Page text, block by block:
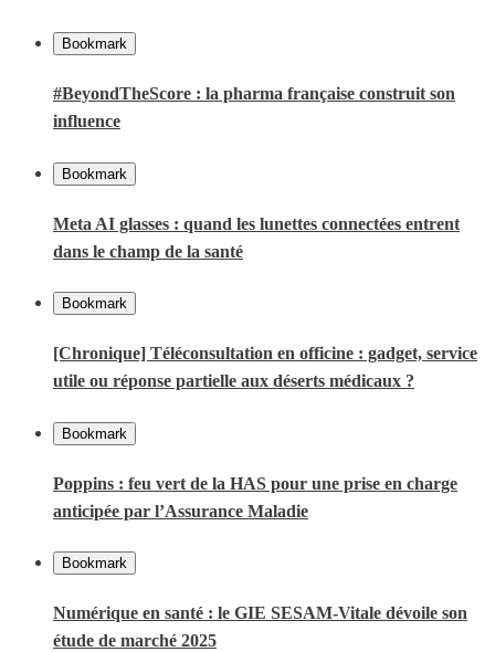
Bookmark
#BeyondTheScore : la pharma française construit son
influence
Bookmark
Meta AI glasses : quand les lunettes connectées entrent
dans le champ de la santé
Bookmark
[Chronique] Téléconsultation en officine : gadget, service
utile ou réponse partielle aux déserts médicaux ?
Bookmark
Poppins : feu vert de la HAS pour une prise en charge
anticipée par l’Assurance Maladie
Bookmark
Numérique en santé : le GIE SESAM-Vitale dévoile son
étude de marché 2025